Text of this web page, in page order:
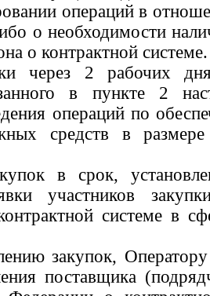
операций в
о необходимости
о контрактной системе.
через 2 рабочих
в пункте 2
операций по
средств в
в срок,
участников
системе
закупок,
поставщика